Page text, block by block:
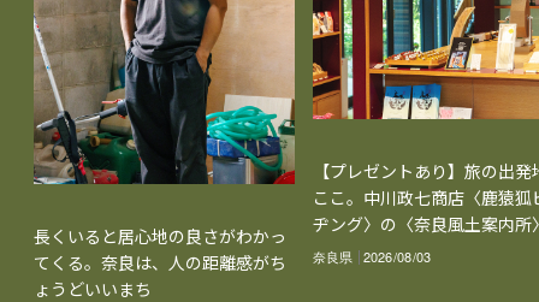
長くいると居心地の良さがわかっ
てくる。奈良は、人の距離感がち
ょうどいいまち
【プレゼントあり】旅の出発
ここ。中川政七商店〈鹿猿狐
ヂング〉の〈奈良風土案内所
奈良県 2026/08/03